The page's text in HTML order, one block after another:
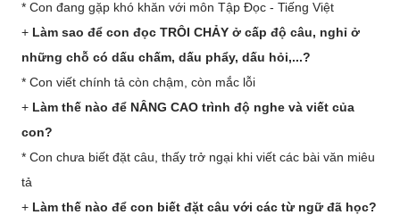
* Con đang gặp khó khăn với môn Tập Đọc - Tiếng Việt
+ Làm sao để con đọc TRÔI CHẢY ở cấp độ câu, nghỉ ở
những chỗ có dấu chấm, dấu phẩy, dấu hỏi,...?
* Con viết chính tả còn chậm, còn mắc lỗi
+ Làm thế nào để NÂNG CAO trình độ nghe và viết của
con?
* Con chưa biết đặt câu, thấy trở ngại khi viết các bài văn miêu
tả
+ Làm thế nào để con biết đặt câu với các từ ngữ đã học?